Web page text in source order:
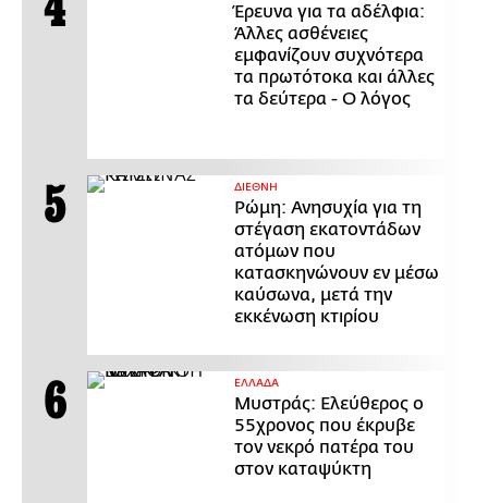
Έρευνα για τα αδέλφια:
Άλλες ασθένειες
εμφανίζουν συχνότερα
τα πρωτότοκα και άλλες
τα δεύτερα - Ο λόγος
ΔΙΕΘΝΗ
Ρώμη: Ανησυχία για τη
στέγαση εκατοντάδων
ατόμων που
κατασκηνώνουν εν μέσω
καύσωνα, μετά την
εκκένωση κτιρίου
ΕΛΛΑΔΑ
Μυστράς: Ελεύθερος ο
55χρονος που έκρυβε
τον νεκρό πατέρα του
στον καταψύκτη